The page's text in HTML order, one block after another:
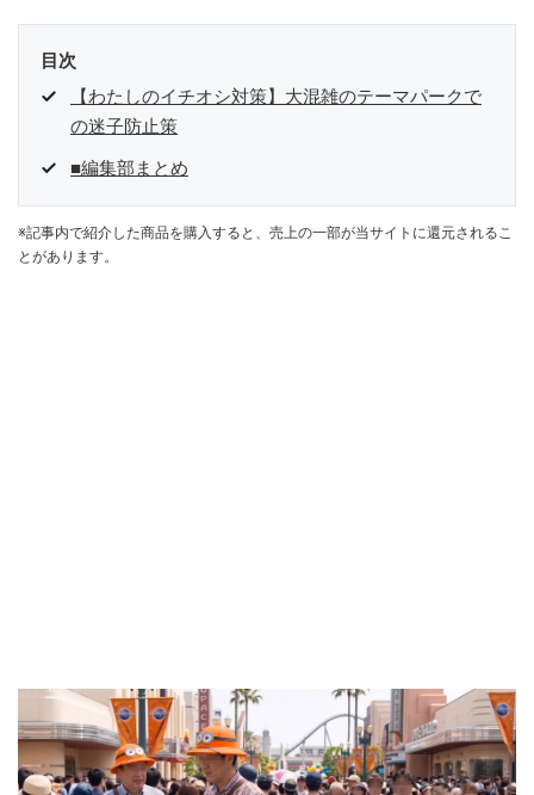
目次
【わたしのイチオシ対策】大混雑のテーマパークで
の迷子防止策
■編集部まとめ
※記事内で紹介した商品を購入すると、売上の一部が当サイトに還元されるこ
とがあります。